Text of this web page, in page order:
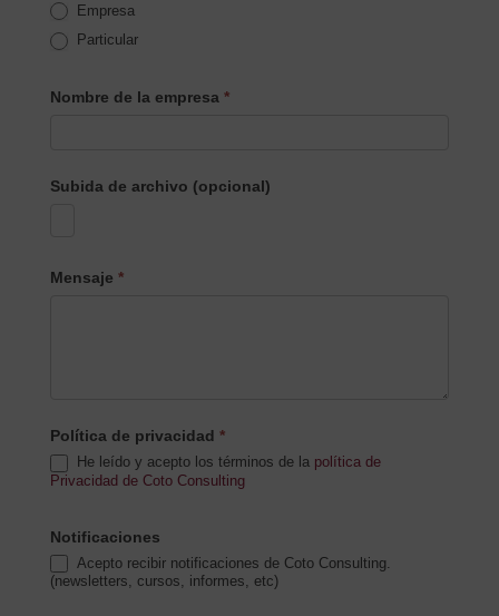
Empresa
Particular
Nombre de la empresa *
Subida de archivo (opcional)
Mensaje *
Política de privacidad *
He leído y acepto los términos de la política de
Privacidad de Coto Consulting
Notificaciones
Acepto recibir notificaciones de Coto Consulting.
(newsletters, cursos, informes, etc)